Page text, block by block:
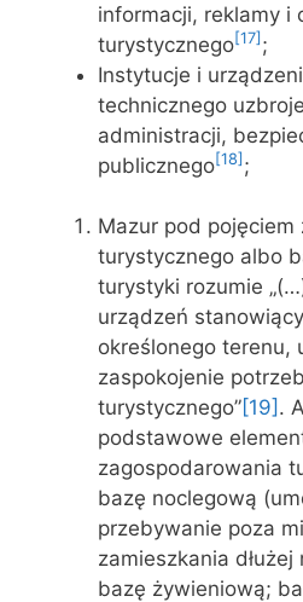
informacji, reklamy i
turystycznego[17] ;
Instytucje i
technicznego
administracji,
publicznego[18] ;
Mazur pod
turystycznego albo
turystyki rozumie
urządzeń
określonego terenu,
zaspokojenie
turystycznego”[19] .
podstawowe
zagospodarowania
bazę noclegową
przebywanie poza
zamieszkania
bazę żywieniową;